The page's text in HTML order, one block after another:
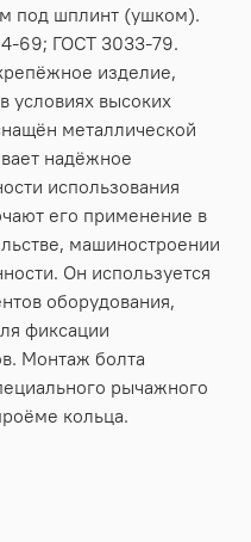
под шплинт (ушком).
69; ГОСТ 3033-79.
изделие,
условиях высоких
металлической
надёжное
использования
его применение в
машиностроении
Он используется
оборудования,
фиксации
Монтаж болта
рычажного
кольца.